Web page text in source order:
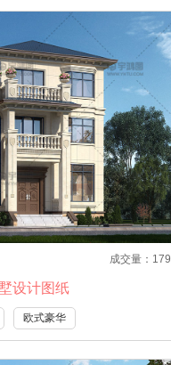
成交量：179
设计图纸
欧式豪华